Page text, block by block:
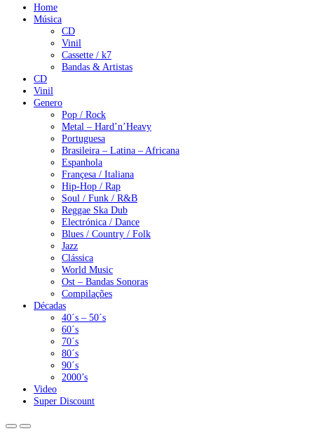
Home
Música
CD
Vinil
Cassette / k7
Bandas & Artistas
CD
Vinil
Genero
Pop / Rock
Metal – Hard’n’Heavy
Portuguesa
Brasileira – Latina – Africana
Espanhola
Françesa / Italiana
Hip-Hop / Rap
Soul / Funk / R&B
Reggae Ska Dub
Electrónica / Dance
Blues / Country / Folk
Jazz
Clássica
World Music
Ost – Bandas Sonoras
Compilações
Décadas
40´s – 50´s
60´s
70´s
80´s
90´s
2000’s
Video
Super Discount